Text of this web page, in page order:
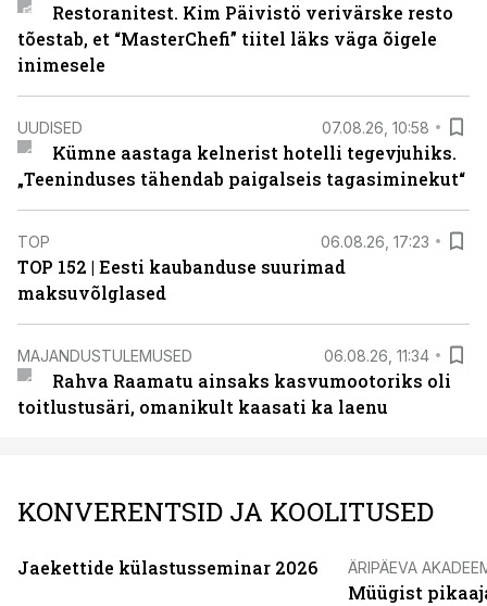
Restoranitest. Kim Päivistö verivärske resto
tõestab, et “MasterChefi” tiitel läks väga õigele
inimesele
UUDISED 07.08.26, 10:58
Kümne aastaga kelnerist hotelli tegevjuhiks.
„Teeninduses tähendab paigalseis tagasiminekut“
TOP 06.08.26, 17:23
TOP 152 | Eesti kaubanduse suurimad
maksuvõlglased
MAJANDUSTULEMUSED 06.08.26, 11:34
Rahva Raamatu ainsaks kasvumootoriks oli
toitlustusäri, omanikult kaasati ka laenu
KONVERENTSID JA KOOLITUSED
Jaekettide külastusseminar 2026 ÄRIPÄEVA
Müügist